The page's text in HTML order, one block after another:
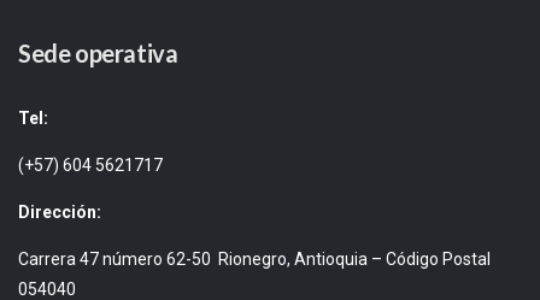
Sede operativa
Tel:
(+57) 604 5621717
Dirección:
Carrera 47 número 62-50 Rionegro, Antioquia – Código Postal
054040